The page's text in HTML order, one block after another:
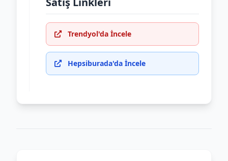
Trendyol'da İncele
Hepsiburada'da İncele